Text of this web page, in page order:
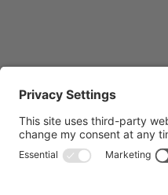
使用
聯絡